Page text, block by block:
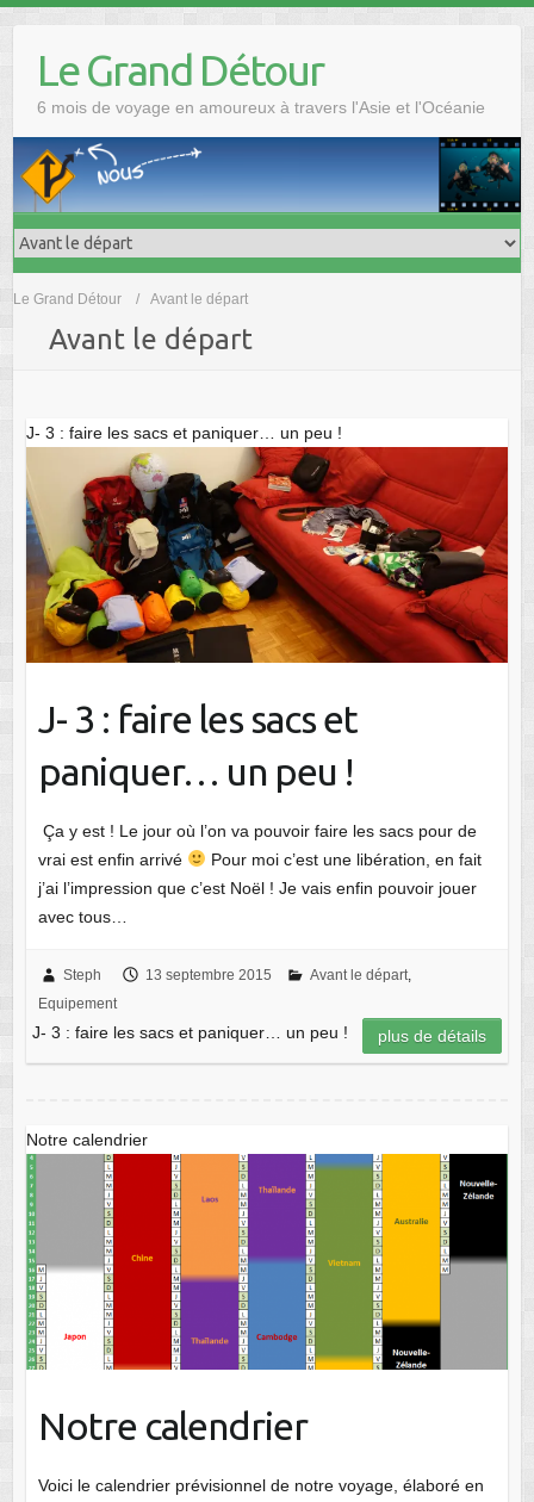
Le Grand Détour
6 mois de voyage en amoureux à travers l'Asie et l'Océanie
Le Grand Détour Avant le départ
Avant le départ
J- 3 : faire les sacs et paniquer… un peu !
J- 3 : faire les sacs et
paniquer… un peu !
Ça y est ! Le jour où l’on va pouvoir faire les sacs pour de
vrai est enfin arrivé
Pour moi c’est une libération, en fait
j’ai l’impression que c’est Noël ! Je vais enfin pouvoir jouer
avec tous…
Steph 13 septembre 2015 Avant le départ,
Equipement
J- 3 : faire les sacs et paniquer… un peu ! plus de détails
Notre calendrier
Notre calendrier
Voici le calendrier prévisionnel de notre voyage, élaboré en